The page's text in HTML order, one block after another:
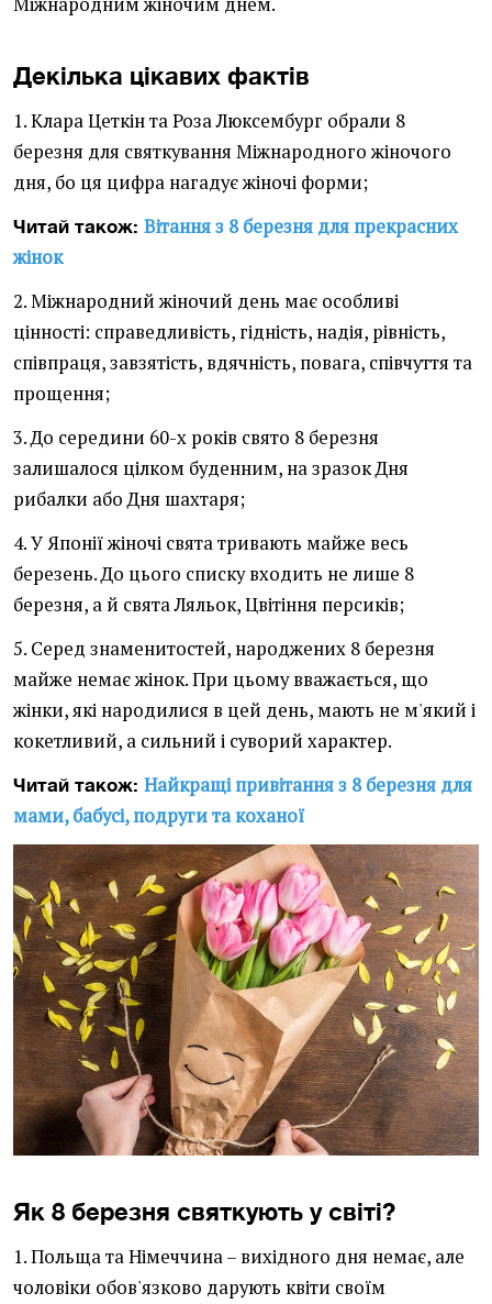
Декілька цікавих фактів
1. Клара Цеткін та Роза Люксембург обрали 8
березня для святкування Міжнародного жіночого
дня, бо ця цифра нагадує жіночі форми;
Читай також: Вітання з 8 березня для прекрасних
жінок
2. Міжнародний жіночий день має особливі
цінності: справедливість, гідність, надія, рівність,
співпраця, завзятість, вдячність, повага, співчуття та
прощення;
3. До середини 60-х років свято 8 березня
залишалося цілком буденним, на зразок Дня
рибалки або Дня шахтаря;
4. У Японії жіночі свята тривають майже весь
березень. До цього списку входить не лише 8
березня, а й свята Ляльок, Цвітіння персиків;
5. Серед знаменитостей, народжених 8 березня
майже немає жінок. При цьому вважається, що
жінки, які народилися в цей день, мають не м'який і
кокетливий, а сильний і суворий характер.
Читай також: Найкращі привітання з 8 березня для
мами, бабусі, подруги та коханої
Як 8 березня святкують у світі?
1. Польща та Німеччина – вихідного дня немає, але
чоловіки обов'язково дарують квіти своїм